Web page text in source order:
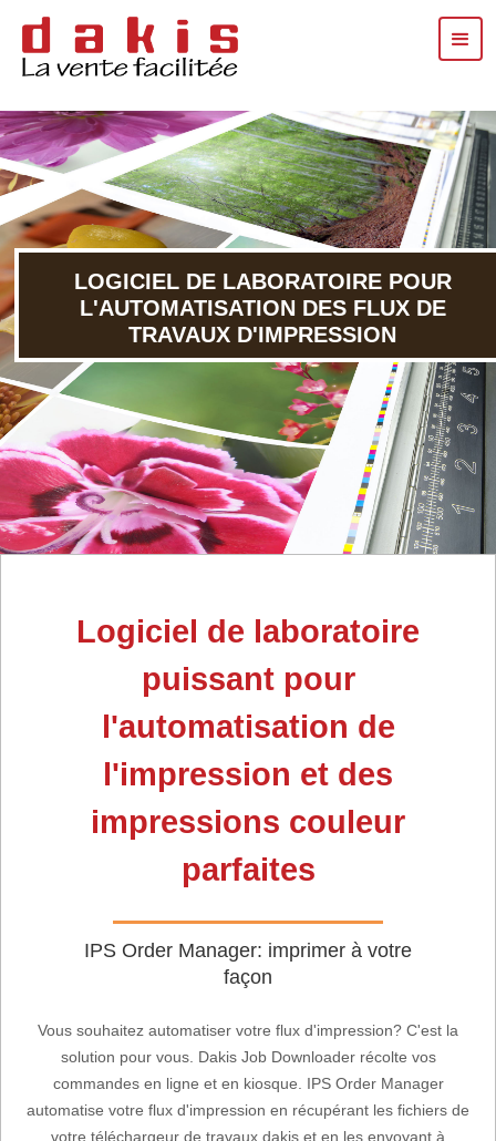
LOGICIEL DE LABORATOIRE POUR
L'AUTOMATISATION DES FLUX DE
TRAVAUX D'IMPRESSION
Logiciel de laboratoire
puissant pour
l'automatisation de
l'impression et des
impressions couleur
parfaites
IPS Order Manager: imprimer à votre
façon
Vous souhaitez automatiser votre flux d'impression? C'est la
solution pour vous. Dakis Job Downloader récolte vos
commandes en ligne et en kiosque. IPS Order Manager
automatise votre flux d'impression en récupérant les fichiers de
votre téléchargeur de travaux dakis et en les envoyant à